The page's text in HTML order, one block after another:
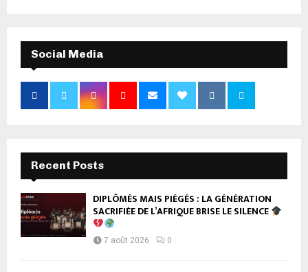
Social Media
Recent Posts
DIPLÔMÉS MAIS PIÉGÉS : LA GÉNÉRATION
SACRIFIÉE DE L’AFRIQUE BRISE LE SILENCE
7 août 2026 0